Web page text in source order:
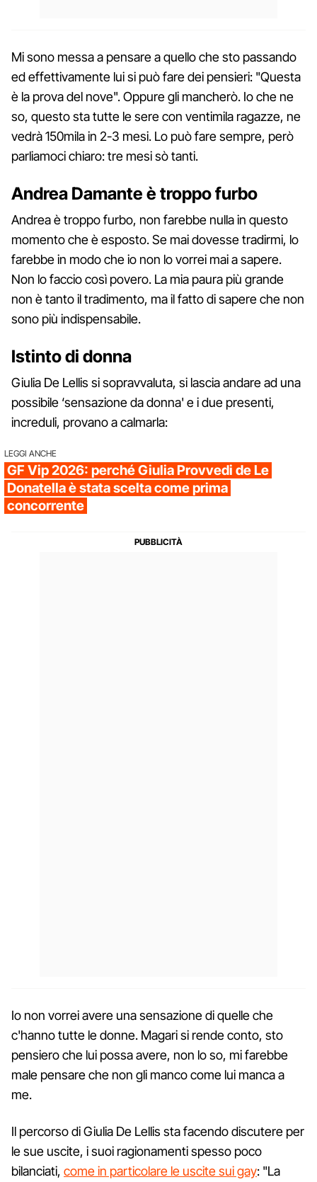
Mi sono messa a pensare a quello che sto passando
ed effettivamente lui si può fare dei pensieri: "Questa
è la prova del nove". Oppure gli mancherò. Io che ne
so, questo sta tutte le sere con ventimila ragazze, ne
vedrà 150mila in 2-3 mesi. Lo può fare sempre, però
parliamoci chiaro: tre mesi sò tanti.
Andrea Damante è troppo furbo
Andrea è troppo furbo, non farebbe nulla in questo
momento che è esposto. Se mai dovesse tradirmi, lo
farebbe in modo che io non lo vorrei mai a sapere.
Non lo faccio così povero. La mia paura più grande
non è tanto il tradimento, ma il fatto di sapere che non
sono più indispensabile.
Istinto di donna
Giulia De Lellis si sopravvaluta, si lascia andare ad una
possibile ‘sensazione da donna' e i due presenti,
increduli, provano a calmarla:
LEGGI ANCHE
GF Vip 2026: perché Giulia Provvedi de Le
Donatella è stata scelta come prima
concorrente
Io non vorrei avere una sensazione di quelle che
c'hanno tutte le donne. Magari si rende conto, sto
pensiero che lui possa avere, non lo so, mi farebbe
male pensare che non gli manco come lui manca a
me.
Il percorso di Giulia De Lellis sta facendo discutere per
le sue uscite, i suoi ragionamenti spesso poco
bilanciati, come in particolare le uscite sui gay: "La